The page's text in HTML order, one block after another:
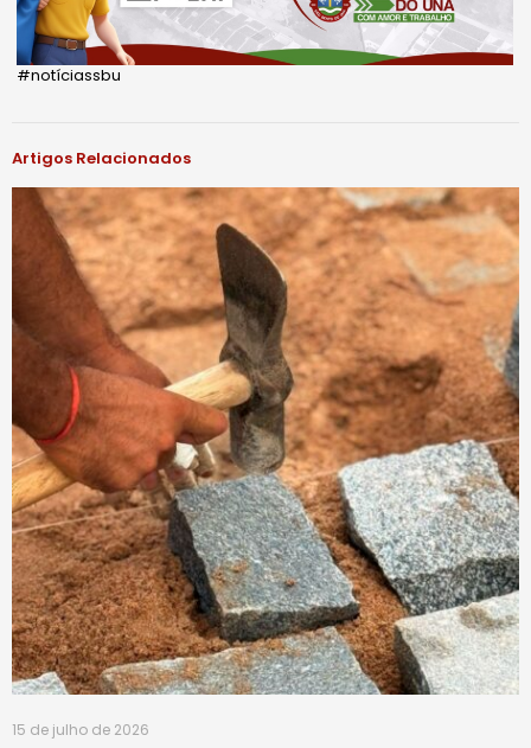
#notíciassbu
Artigos Relacionados
15 de julho de 2026